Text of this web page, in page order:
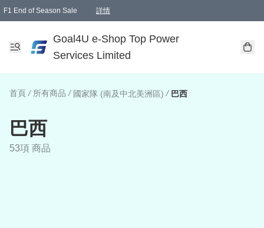
F1 End of Season Sale 詳情
Goal4U e-Shop Top Power
Services Limited
首頁 / 所有商品 / 國家隊 (南及中北美洲區) / 巴西
巴西
53項 商品